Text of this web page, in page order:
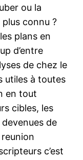
ou la
plus connu ?
plans en
d’entre
de chez le
utiles à toutes
en tout
cibles, les
de
c’est